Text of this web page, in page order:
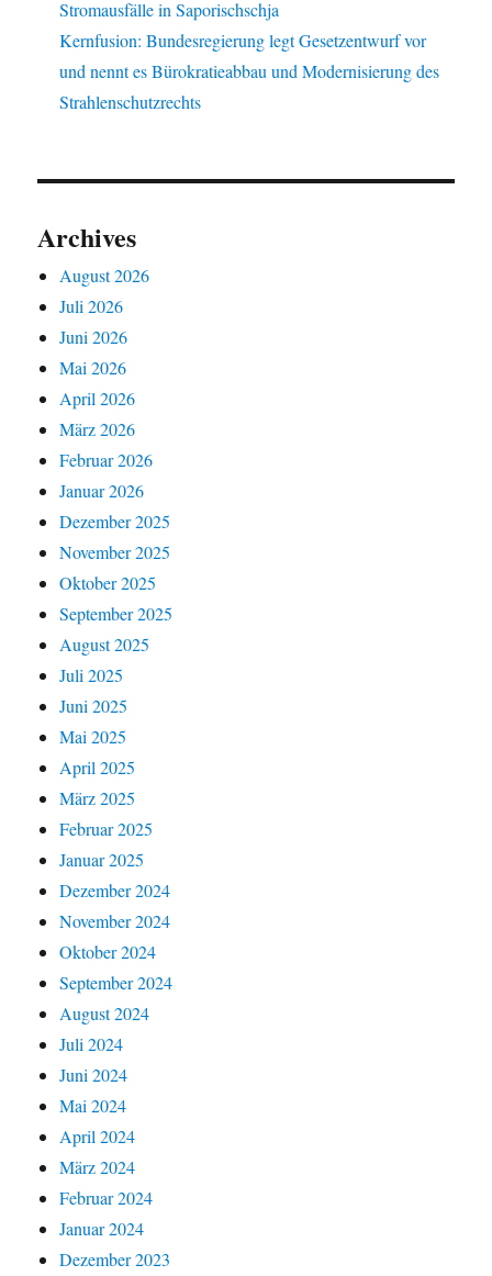
Stromausfälle in Saporischschja
Kernfusion: Bundesregierung legt Gesetzentwurf vor
und nennt es Bürokratieabbau und Modernisierung des
Strahlenschutzrechts
Archives
August 2026
Juli 2026
Juni 2026
Mai 2026
April 2026
März 2026
Februar 2026
Januar 2026
Dezember 2025
November 2025
Oktober 2025
September 2025
August 2025
Juli 2025
Juni 2025
Mai 2025
April 2025
März 2025
Februar 2025
Januar 2025
Dezember 2024
November 2024
Oktober 2024
September 2024
August 2024
Juli 2024
Juni 2024
Mai 2024
April 2024
März 2024
Februar 2024
Januar 2024
Dezember 2023